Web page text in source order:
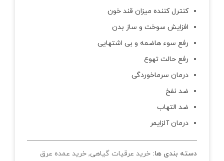
کنترل کننده میزان قند خون
افزایش سوخت و ساز بدن
رفع سوء هاضمه و بی اشتهایی
رفع حالت تهوع
درمان سرماخوردگی
ضد نفخ
ضد التهاب
درمان آلزایمر
دسته بندی ها: خرید عرقیات گیاهی, خرید عمده عرق